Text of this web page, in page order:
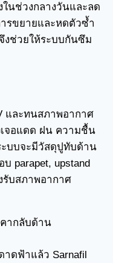
นช่วงกลางวันและลด
รขยายและหดตัวซ้ำ
งช่วยให้ระบบกันซึม
และทนสภาพอากาศ
จอแดด ฝน ความชื้น
บบจะมีวัสดุปูทับด้าน
parapet, upstand
รับสภาพอากาศ
คากลับด้าน
ดฟ้าแล้ว Sarnafil